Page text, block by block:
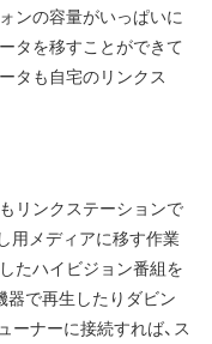
ンの容量がいっぱいに
タを移すことができて
タも自宅のリンクス
リンクステーションで
用メディアに移す作業
たハイビジョン番組を
器で再生したりダビン
ーナーに接続すれば、ス